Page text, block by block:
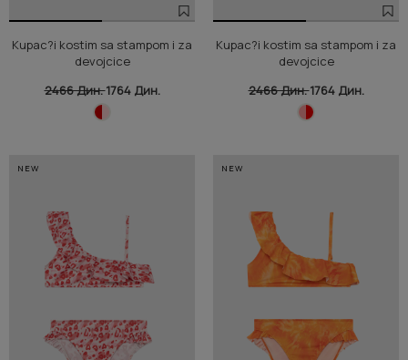
Kupac?i kostim sa stampom i za
devojcice
2466 Дин.1764 Дин.
Kupac?i kostim sa stampom i za
devojcice
2466 Дин.1764 Дин.
NEW NEW